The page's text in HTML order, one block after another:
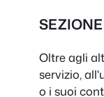
Oltre agli
servizio,
o i suoi